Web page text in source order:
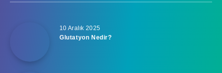
10 Aralık 2025
Glutatyon Nedir?